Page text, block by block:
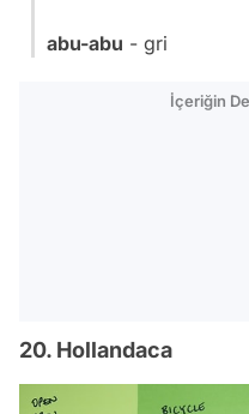
abu-abu - gri
İçeriğin
20. Hollandaca